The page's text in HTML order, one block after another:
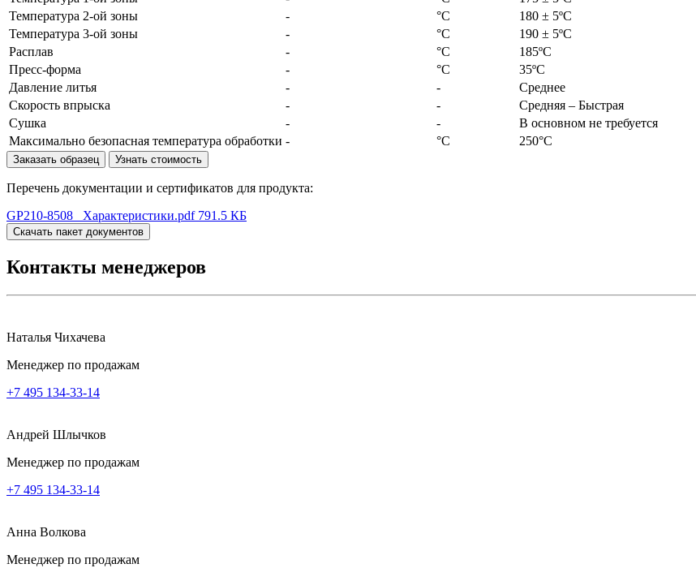
Температура 2-ой зоны
- °С
180 ± 5ºC
Температура 3-ой зоны
- °С
190 ± 5ºC
Расплав
- °С
185ºC
Пресс-форма
- °С
35ºC
Давление литья
- -
Среднее
Скорость впрыска
- -
Средняя – Быстрая
Сушка
- -
В основном не требуется
Максимально безопасная температура обработки - °С 250°С
Заказать образец Узнать стоимость
Перечень документации и сертификатов для продукта:
GP210-8508 _Характеристики.pdf 791.5 КБ
Скачать пакет документов
Контакты менеджеров
Наталья Чихачева
Менеджер по продажам
+7 495 134-33-14
Андрей Шлычков
Менеджер по продажам
+7 495 134-33-14
Анна Волкова
Менеджер по продажам